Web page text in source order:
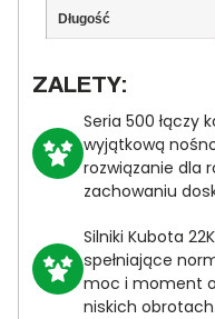
Długość
ZALETY:
Seria 500 łączy
wyjątkową
rozwiązanie dla
zachowaniu
Silniki Kubota
spełniające
moc i moment
niskich obrotach.